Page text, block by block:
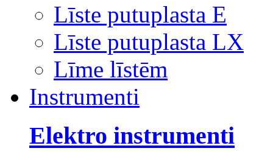
Līste putuplasta E
Līste putuplasta LX
Līme līstēm
Instrumenti
Elektro instrumenti